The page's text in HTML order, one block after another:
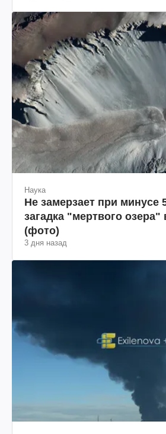
Наука
Не замерзает при минусе
загадка "мертвого озера"
(фото)
3 дня назад